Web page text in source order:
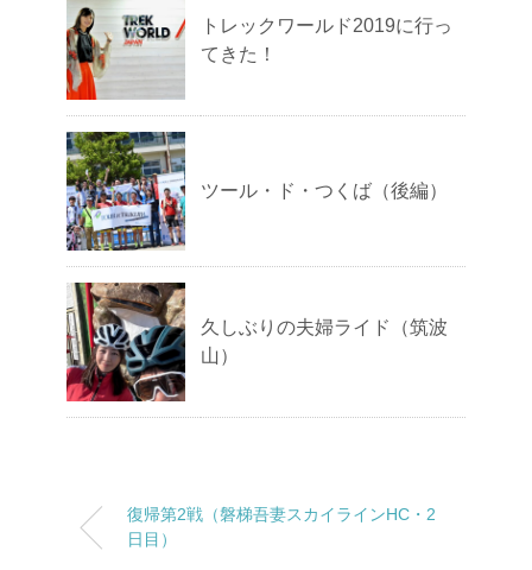
トレックワールド2019に行っ
てきた！
ツール・ド・つくば（後編）
久しぶりの夫婦ライド（筑波
山）
復帰第2戦（磐梯吾妻スカイラインHC・2
日目）